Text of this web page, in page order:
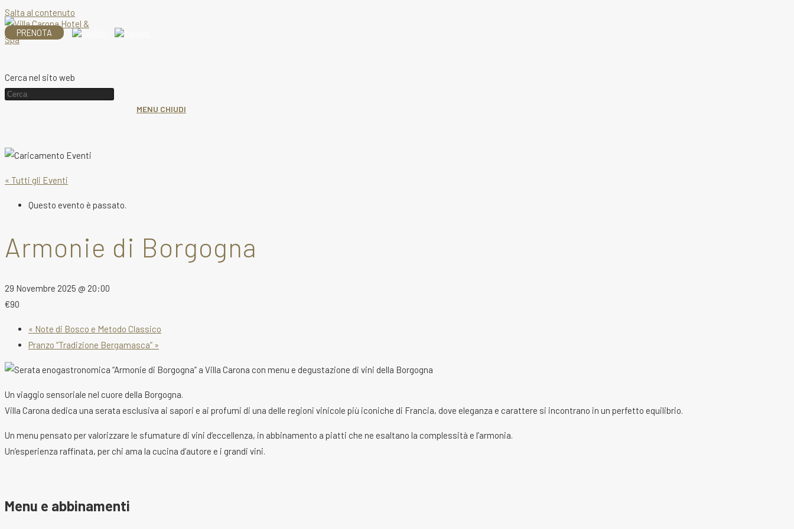
Salta al contenuto
PRENOTA
MENU CHIUDI
Cerca nel sito web
« Tutti gli Eventi
Questo evento è passato.
Armonie di Borgogna
29 Novembre 2025 @ 20:00
€90
« Note di Bosco e Metodo Classico
Pranzo “Tradizione Bergamasca” »
Un viaggio sensoriale nel cuore della Borgogna.
Villa Carona dedica una serata esclusiva ai sapori e ai profumi di una delle regioni vinicole più iconiche di Francia, dove eleganza e carattere si incontrano in un perfetto equilibrio.
Un menu pensato per valorizzare le sfumature di vini d’eccellenza, in abbinamento a piatti che ne esaltano la complessità e l’armonia.
Un’esperienza raffinata, per chi ama la cucina d’autore e i grandi vini.
Menu e abbinamenti